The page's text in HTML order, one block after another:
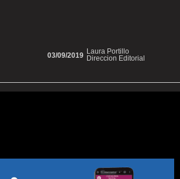
Laura Portillo
Direccion Editorial
03/09/2019